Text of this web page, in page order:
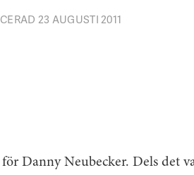
23 AUGUSTI 2011
Danny Neubecker. Dels det